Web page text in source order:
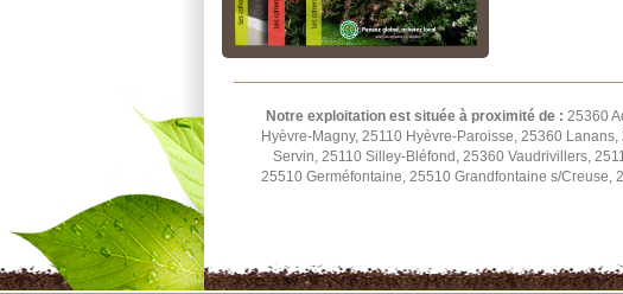
Notre exploitation est située à proximité de : 25360
Hyèvre-Magny, 25110 Hyèvre-Paroisse, 25360
Servin, 25110 Silley-Bléfond, 25360 Vaudrivillers,
25510 Germéfontaine, 25510 Grandfontaine s/Creuse,